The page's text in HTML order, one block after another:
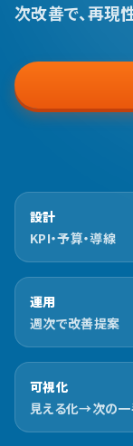
次改善で、再現
設計
KPI・予算・導線
運用
週次で改善提案
可視化
見える化→次の